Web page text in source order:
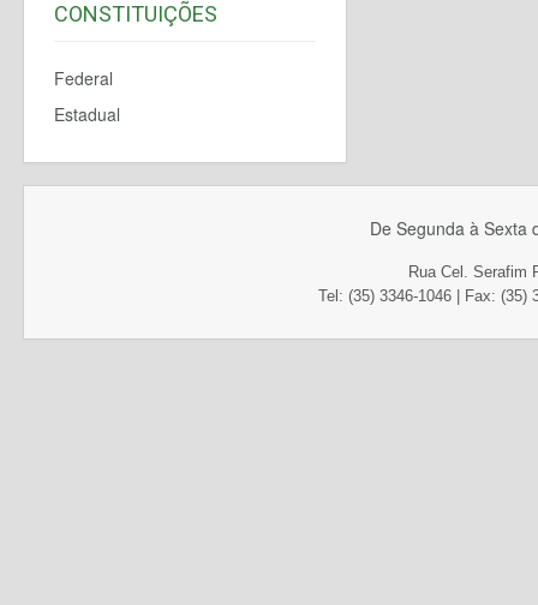
CONSTITUIÇÕES
Federal
Estadual
De Segunda à Sexta
Rua Cel. Serafim
Tel: (35) 3346-1046 | Fax: (35)